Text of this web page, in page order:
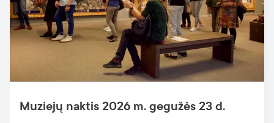
Muziejų naktis 2026 m. gegužės 23 d.